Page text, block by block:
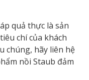
quả thực là sản
chí của khách
chúng, hãy liên hệ
nồi Staub đảm